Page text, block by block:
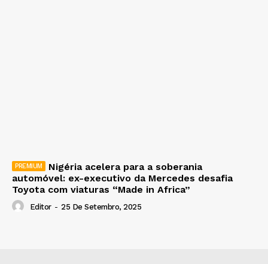
Nigéria acelera para a soberania
automóvel: ex-executivo da Mercedes desafia
Toyota com viaturas “Made in Africa”
Editor - 25 De Setembro, 2025